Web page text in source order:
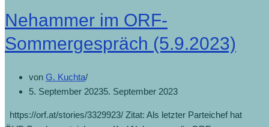
Nehammer im ORF-
Sommergespräch (5.9.2023)
von G. Kuchta
5. September 20235. September 2023
https://orf.at/stories/3329923/ Zitat: Als letzter Parteichef hat